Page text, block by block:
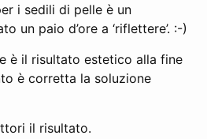
i sedili di pelle è un
un paio d’ore a ‘riflettere’. :-)
è il risultato estetico alla fine
è corretta la soluzione
il risultato.